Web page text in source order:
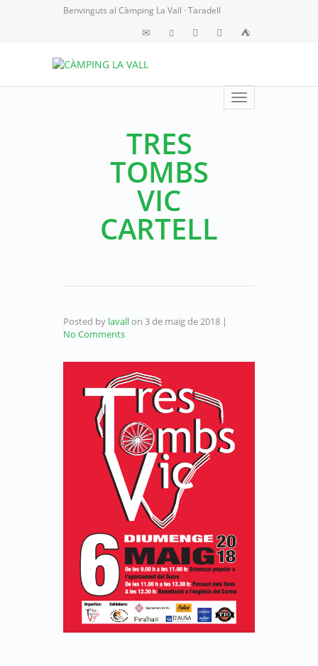
Benvinguts al Càmping La Vall · Taradell
Toggle
navigation
TRES
TOMBS
VIC
CARTELL
Posted by lavallon 3 de maig de 2018 |
No Comments